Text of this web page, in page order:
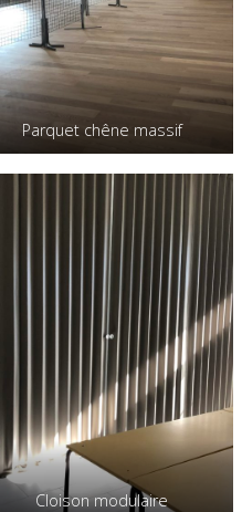
Parquet chêne massif
Cloison modulaire